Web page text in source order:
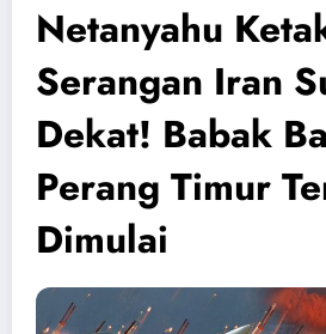
Netanyahu
Serangan Iran
Dekat! Babak
Perang Timur
Dimulai